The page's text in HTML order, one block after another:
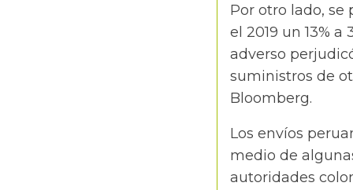
Por otro lado, se
el 2019 un 13%
adverso
suministros de
Bloomberg.
Los envíos
medio de
autoridades